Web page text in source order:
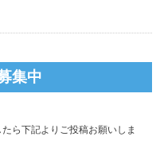
集中
ら下記よりご投稿お願いしま